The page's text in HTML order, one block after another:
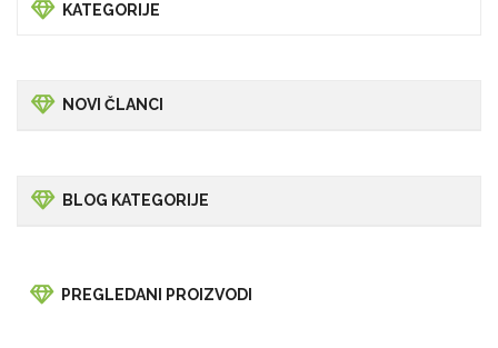
KATEGORIJE
NOVI ČLANCI
BLOG KATEGORIJE
PREGLEDANI PROIZVODI